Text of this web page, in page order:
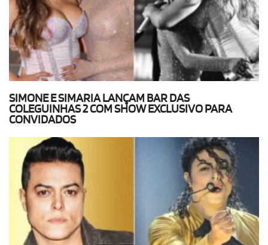
SIMONE E SIMARIA LANÇAM BAR DAS
COLEGUINHAS 2 COM SHOW EXCLUSIVO PARA
CONVIDADOS